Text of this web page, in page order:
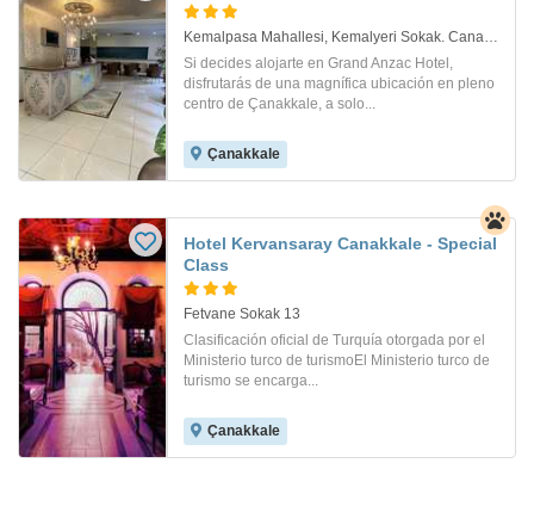
Kemalpasa Mahallesi, Kemalyeri Sokak. Canakkale
Si decides alojarte en Grand Anzac Hotel,
disfrutarás de una magnífica ubicación en pleno
centro de Çanakkale, a solo...
Çanakkale
Hotel Kervansaray Canakkale - Special
Class
Fetvane Sokak 13
Clasificación oficial de Turquía otorgada por el
Ministerio turco de turismoEl Ministerio turco de
turismo se encarga...
Çanakkale